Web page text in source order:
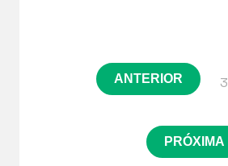
ANTERIOR 3
PRÓXIMA